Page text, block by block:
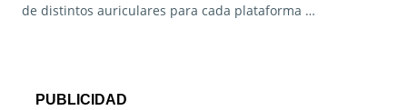
de distintos auriculares para cada plataforma …
PUBLICIDAD